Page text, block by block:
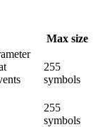
Max size
255
symbols
255
symbols